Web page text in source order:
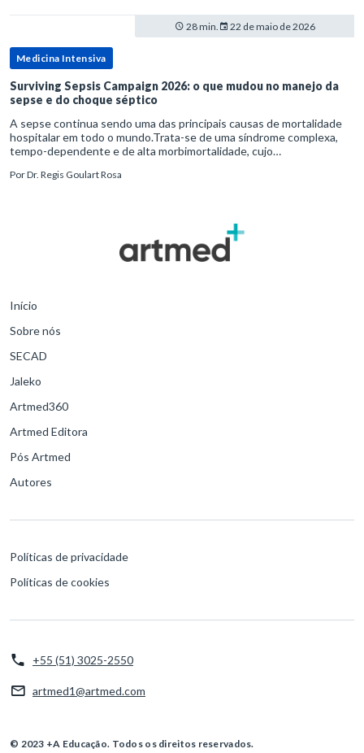
28 min. 22 de maio de 2026
Medicina Intensiva
Surviving Sepsis Campaign 2026: o que mudou no manejo da
sepse e do choque séptico
A sepse continua sendo uma das principais causas de mortalidade
hospitalar em todo o mundo.Trata-se de uma síndrome complexa,
tempo-dependente e de alta morbimortalidade, cujo
para o desfe
PorDr. Regis Goulart Rosa
Início
Sobre nós
SECAD
Jaleko
Artmed360
Artmed Editora
Pós Artmed
Autores
Políticas de privacidade
Políticas de cookies
+55 (51) 3025-2550
artmed1@artmed.com
© 2023 +A Educação. Todos os direitos reservados.